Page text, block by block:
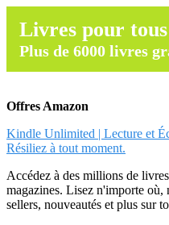
Livres pour tous
Plus de 6000 livres
Offres Amazon
Kindle Unlimited | Lecture et
Résiliez à tout moment.
Accédez à des millions de
magazines. Lisez n'importe où,
sellers, nouveautés et plus sur